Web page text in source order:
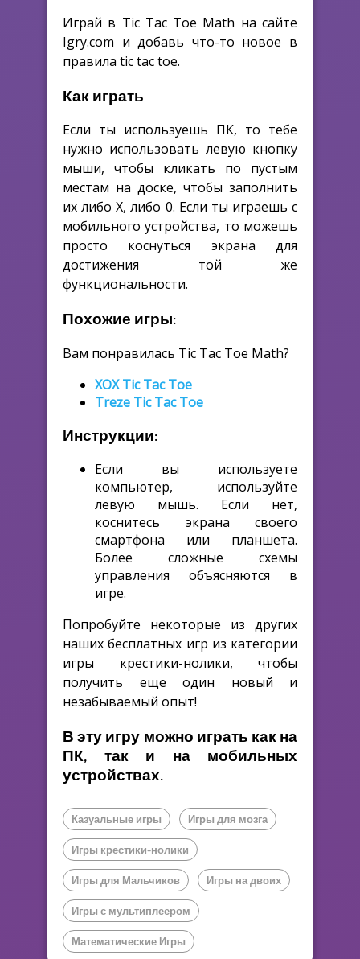
Играй в Tic Tac Toe Math на сайте
Igry.com и добавь что-то новое в
правила tic tac toe.
Как играть
Если ты используешь ПК, то тебе
нужно использовать левую кнопку
мыши, чтобы кликать по пустым
местам на доске, чтобы заполнить
их либо Х, либо 0. Если ты играешь с
мобильного устройства, то можешь
просто коснуться экрана для
достижения той же
функциональности.
Похожие игры:
Вам понравилась Tic Tac Toe Math?
XOX Tic Tac Toe
Treze Tic Tac Toe
Инструкции:
Если вы используете
компьютер, используйте
левую мышь. Если нет,
коснитесь экрана своего
смартфона или планшета.
Более сложные схемы
управления объясняются в
игре.
Попробуйте некоторые из других
наших бесплатных игр из категории
игры крестики-нолики, чтобы
получить еще один новый и
незабываемый опыт!
В эту игру можно играть как на
ПК, так и на мобильных
устройствах.
Казуальные игры Игры для мозга
Игры крестики-нолики
Игры для Мальчиков Игры на двоих
Игры с мультиплеером
Математические Игры